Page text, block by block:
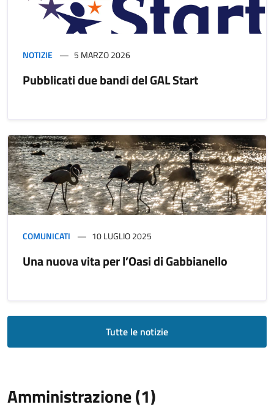
NOTIZIE 5 MARZO 2026
Pubblicati due bandi del GAL Start
COMUNICATI 10 LUGLIO 2025
Una nuova vita per l’Oasi di Gabbianello
Tutte le notizie
Amministrazione (1)